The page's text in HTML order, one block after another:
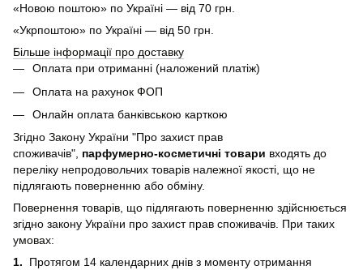
«Новою поштою» по Україні — від 70 грн.
«Укрпоштою» по Україні — від 50 грн.
Більше інформації про доставку
Оплата при отриманні (наложений платіж)
Оплата на рахунок ФОП
Онлайн оплата банківською карткою
Згідно Закону України "Про захист прав
споживачів", парфумерно-косметичні товари входять до
переліку непродовольчих товарів належної якості, що не
підлягають поверненню або обміну.
Повернення товарів, що підлягають поверненню здійснюється
згідно закону України про захист прав споживачів. При таких
умовах:
1.
Протягом 14 календарних днів з моменту отримання